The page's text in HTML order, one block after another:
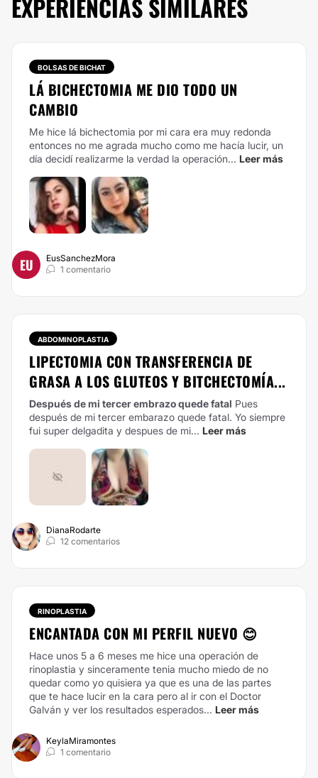
EXPERIENCIAS SIMILARES
BOLSAS DE BICHAT
LÁ BICHECTOMIA ME DIO TODO UN
CAMBIO
Me hice lá bichectomia por mi cara era muy redonda
entonces no me agrada mucho como me hacía lucir, un
día decidí realizarme la verdad la operación... Leer más
EU
EusSanchezMora
1 comentario
ABDOMINOPLASTIA
LIPECTOMIA CON TRANSFERENCIA DE
GRASA A LOS GLUTEOS Y BITCHECTOMÍA...
Después de mi tercer embrazo quede fatal Pues
después de mi tercer embarazo quede fatal. Yo siempre
fui super delgadita y despues de mi... Leer más
DianaRodarte
12 comentarios
RINOPLASTIA
ENCANTADA CON MI PERFIL NUEVO 😊
Hace unos 5 a 6 meses me hice una operación de
rinoplastia y sinceramente tenia mucho miedo de no
quedar como yo quisiera ya que es una de las partes
que te hace lucir en la cara pero al ir con el Doctor
Galván y ver los resultados esperados... Leer más
KeylaMiramontes
1 comentario